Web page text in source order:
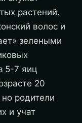
растений.
волос и
зелеными
5-7 яиц
20
родители
и учат